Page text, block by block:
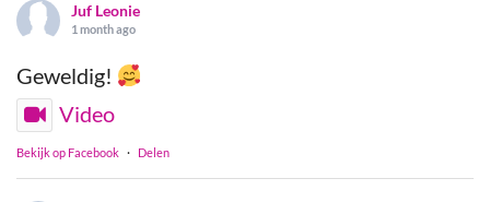
Juf Leonie
1 month ago
Geweldig!
Video
Bekijk op Facebook · Delen